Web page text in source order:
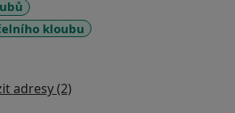
kloubu a certifikát artroskopie
- kadaverozní kurz Brno.
kloubu
adresy (2)